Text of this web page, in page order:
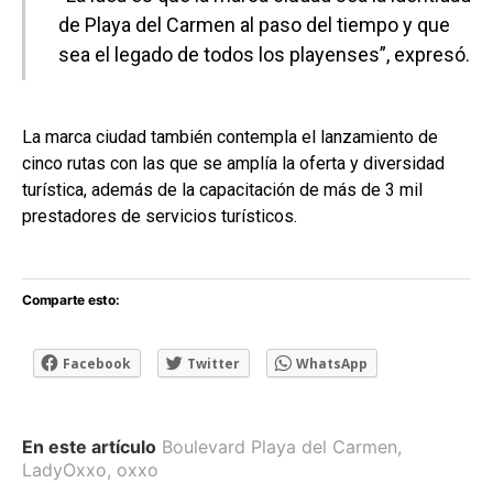
de Playa del Carmen al paso del tiempo y que
sea el legado de todos los playenses”, expresó.
La marca ciudad también contempla el lanzamiento de
cinco rutas con las que se amplía la oferta y diversidad
turística, además de la capacitación de más de 3 mil
prestadores de servicios turísticos.
Comparte esto:
Facebook Twitter WhatsApp
En este artículo Boulevard Playa del Carmen,
LadyOxxo, oxxo